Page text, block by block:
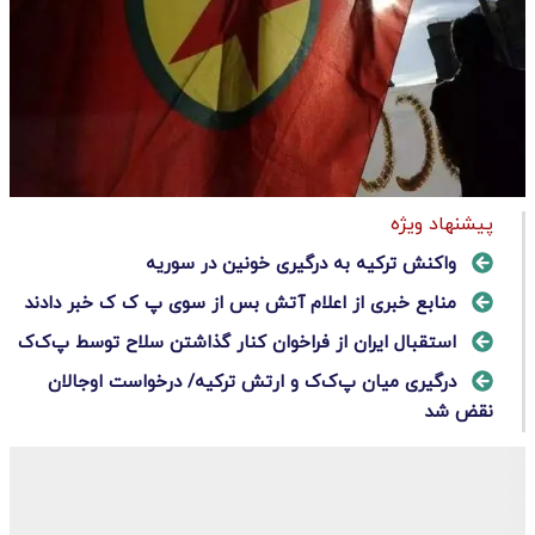
پیشنهاد ویژه
واکنش ترکیه به درگیری خونین در سوریه
منابع خبری از اعلام آتش بس از سوی پ ک ک خبر دادند
استقبال ایران از فراخوان کنار گذاشتن سلاح توسط پ‌ک‌ک
درگیری میان پ‌ک‌ک و ارتش ترکیه/ درخواست اوجالان
نقض شد